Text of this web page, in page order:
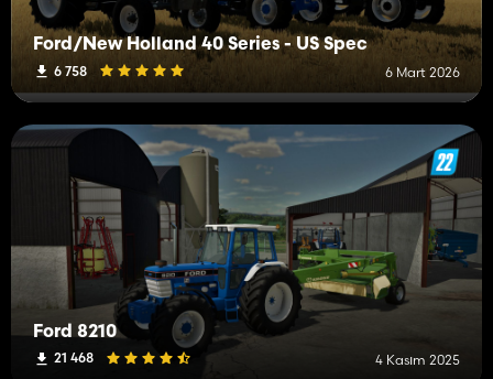
Ford/New Holland 40 Series - US Spec
6 758 6 Mart 2026
Ford 8210
21 468 4 Kasım 2025